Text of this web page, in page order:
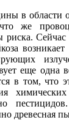
в области
же
Сейчас
еще одна
в том, что
древесная